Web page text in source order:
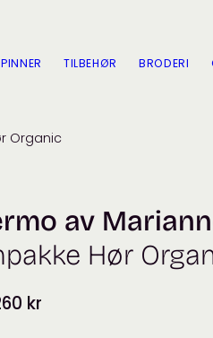
PINNER TILBEHØR BRODERI
Organic
av
Hør
kr